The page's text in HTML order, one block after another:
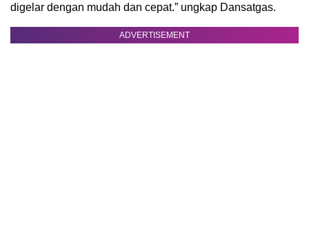
digelar dengan mudah dan cepat.” ungkap Dansatgas.
ADVERTISEMENT